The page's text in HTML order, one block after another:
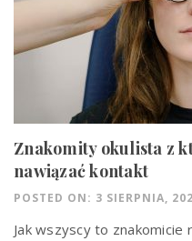
Znakomity okulista z
nawiązać kontakt
POSTED ON: 3 SIERPNIA,
Jak wszyscy to znakomicie